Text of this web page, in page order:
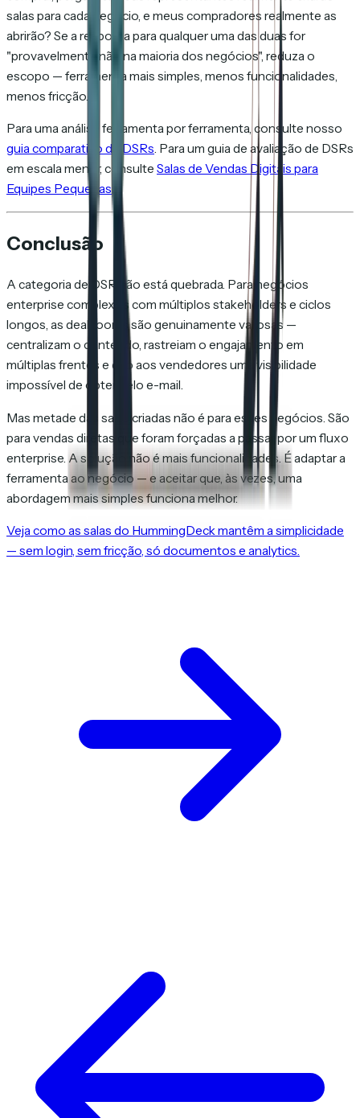
salas para cada negócio, e meus compradores realmente as
abrirão? Se a resposta para qualquer uma das duas for
"provavelmente não na maioria dos negócios", reduza o
escopo — ferramenta mais simples, menos funcionalidades,
menos fricção.
Para uma análise ferramenta por ferramenta, consulte nosso
guia comparativo de DSRs. Para um guia de avaliação de DSRs
em escala menor, consulte Salas de Vendas Digitais para
Equipes Pequenas
Conclusão
A categoria de DSR não está quebrada. Para negócios
enterprise complexos com múltiplos stakeholders e ciclos
longos, as deal rooms são genuinamente valiosas —
centralizam o conteúdo, rastreiam o engajamento em
múltiplas frentes e dão aos vendedores uma visibilidade
impossível de obter pelo e-mail.
Mas metade das salas criadas não é para esses negócios. São
para vendas diretas que foram forçadas a passar por um fluxo
enterprise. A solução não é mais funcionalidades. É adaptar a
ferramenta ao negócio — e aceitar que, às vezes, uma
abordagem mais simples funciona melhor.
Veja como as salas do HummingDeck mantêm a simplicidade
— sem login, sem fricção, só documentos e analytics.